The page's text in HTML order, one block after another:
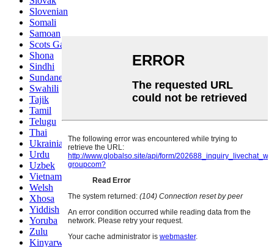
Slovenian
Somali
Samoan
Scots Gaelic
Shona
Sindhi
Sundanese
Swahili
Tajik
Tamil
Telugu
Thai
Ukrainian
Urdu
Uzbek
Vietnamese
Welsh
Xhosa
Yiddish
Yoruba
Zulu
Kinyarwanda